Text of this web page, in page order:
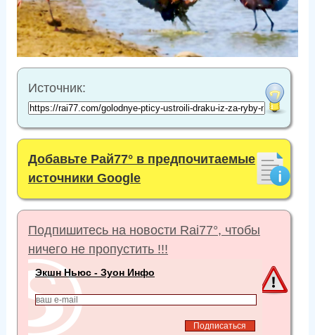
Источник:
Добавьте Рай77° в предпочитаемые
источники Google
Подпишитесь на новости Rai77°, чтобы
ничего не пропустить !!!
Экшн Ньюс - Зуон Инфо